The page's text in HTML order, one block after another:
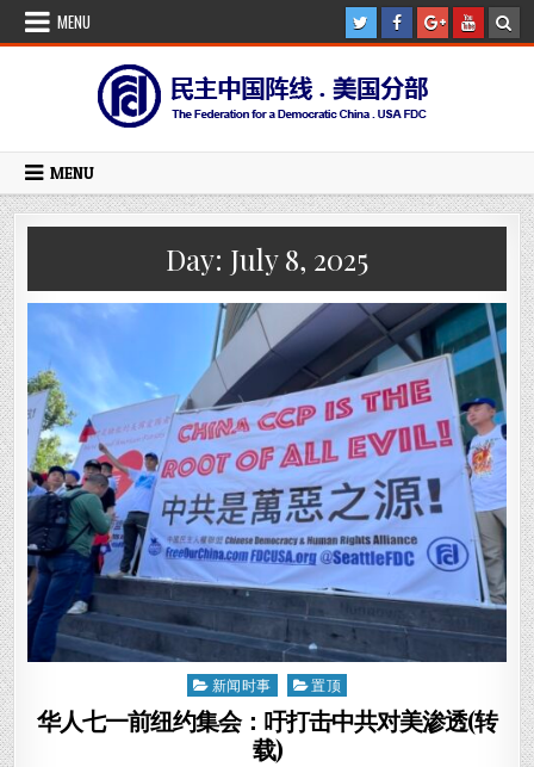
Skip
MENU
MENU
Day: July 8, 2025
Posted
in
新闻时事 置顶
华人七一前纽约集会：吁打击中共对美渗透(转
载)